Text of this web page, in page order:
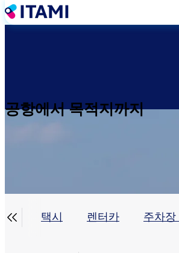
주
요
뛰
공항에서 목적지까지
장 택시 렌터카 주차
